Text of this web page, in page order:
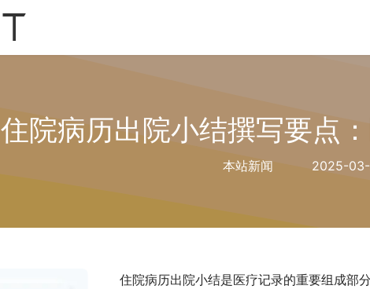
住院病历出院小结撰写要点
本站新闻 2025-
住院病历出院小结是医疗记录的重要组成部